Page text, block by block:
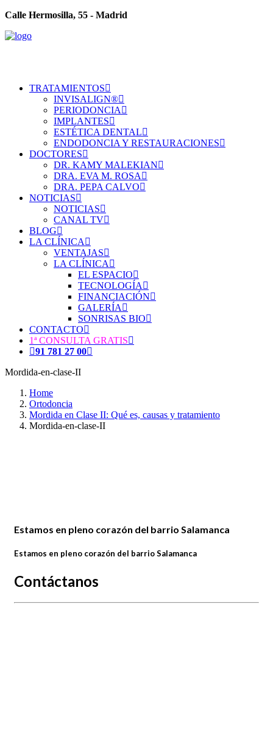
Calle Hermosilla, 55 - Madrid
TRATAMIENTOS
INVISALIGN®
PERIODONCIA
IMPLANTES
ESTÉTICA DENTAL
ENDODONCIA Y RESTAURACIONES
DOCTORES
DR. KAMY MALEKIAN
DRA. EVA M. ROSA
DRA. PEPA CALVO
NOTICIAS
NOTICIAS
CANAL TV
BLOG
LA CLÍNICA
VENTAJAS
LA CLÍNICA
EL ESPACIO
TECNOLOGÍA
FINANCIACIÓN
GALERÍA
SONRISAS BIO
CONTACTO
1ª CONSULTA GRATIS
91 781 27 00
Mordida-en-clase-II
Home
Ortodoncia
Mordida en Clase II: Qué es, causas y tratamiento
Mordida-en-clase-II
Estamos en pleno corazón del barrio Salamanca
Estamos en pleno corazón del barrio Salamanca
Contáctanos